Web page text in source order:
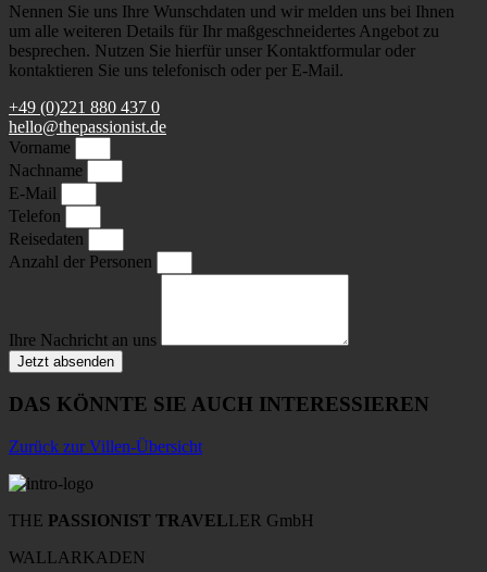
Nennen Sie uns Ihre Wunschdaten und wir melden uns bei Ihnen
um alle weiteren Details für Ihr maßgeschneidertes Angebot zu
besprechen. Nutzen Sie hierfür unser Kontaktformular oder
kontaktieren Sie uns telefonisch oder per E-Mail.
+49 (0)221 880 437 0
hello@thepassionist.de
Vorname
Nachname
E-Mail
Telefon
Reisedaten
Anzahl der Personen
Ihre Nachricht an uns
Jetzt absenden
DAS KÖNNTE SIE AUCH INTERESSIEREN
Zurück zur Villen-Übersicht
THE PASSIONIST TRAVELLER GmbH
WALLARKADEN